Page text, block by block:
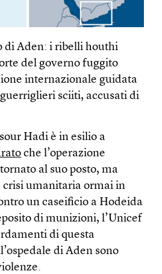
di Aden: i ribelli houthi
del governo fuggito
internazionale guidata
sciiti, accusati di
Hadi è in esilio a
che l’operazione
al suo posto, ma
crisi umanitaria ormai in
un caseificio a Hodeida
di munizioni, l’Unicef
di questa
di Aden sono